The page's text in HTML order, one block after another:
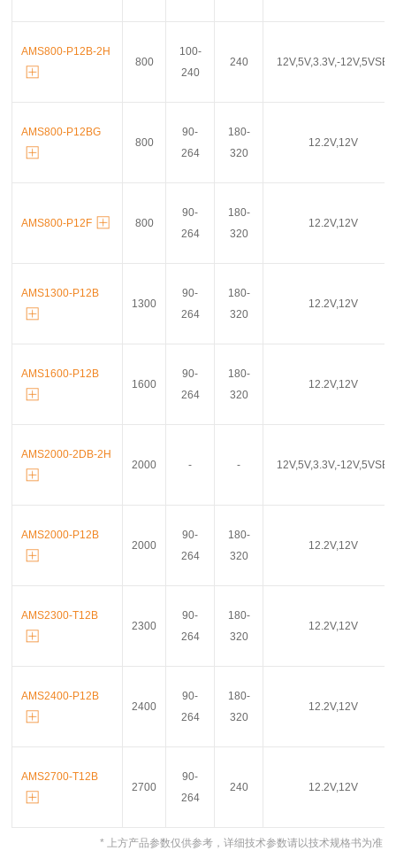
AMS800-P12B-2H
800
100-
240
240 12V,5V,3.3V,-12V,5VSB
AMS800-P12BG
800
90-
264
180-
320
12.2V,12V
AMS800-P12F 800
90-
264
180-
320
12.2V,12V
AMS1300-P12B
1300
90-
264
180-
320
12.2V,12V
AMS1600-P12B
1600
90-
264
180-
320
12.2V,12V
AMS2000-2DB-2H
2000
- - 12V,5V,3.3V,-12V,5VSB
AMS2000-P12B
2000
90-
264
180-
320
12.2V,12V
AMS2300-T12B
2300
90-
264
180-
320
12.2V,12V
AMS2400-P12B
2400
90-
264
180-
320
12.2V,12V
AMS2700-T12B
2700
90-
264
240 12.2V,12V
* 上方产品参数仅供参考，详细技术参数请以技术规格书为准